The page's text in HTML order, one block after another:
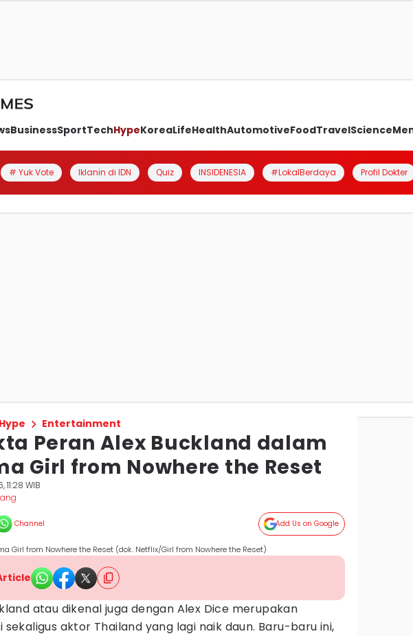
BusinessSportTechHypeKoreaLifeHealthAutomotiveFoodTravelScience
# Yuk Vote Iklanin di IDN Quiz INSIDENESIA #LokalBerdaya Profil Dokter
Hype Entertainment
Peran Alex Buckland dalam
Girl from Nowhere the Reset
WIB
Channel Add Us on Google
Girl from Nowhere the Reset (dok. Netflix/Girl from Nowhere the Reset)
atau dikenal juga dengan Alex Dice merupakan
sekaligus aktor Thailand yang lagi naik daun. Baru-baru ini,